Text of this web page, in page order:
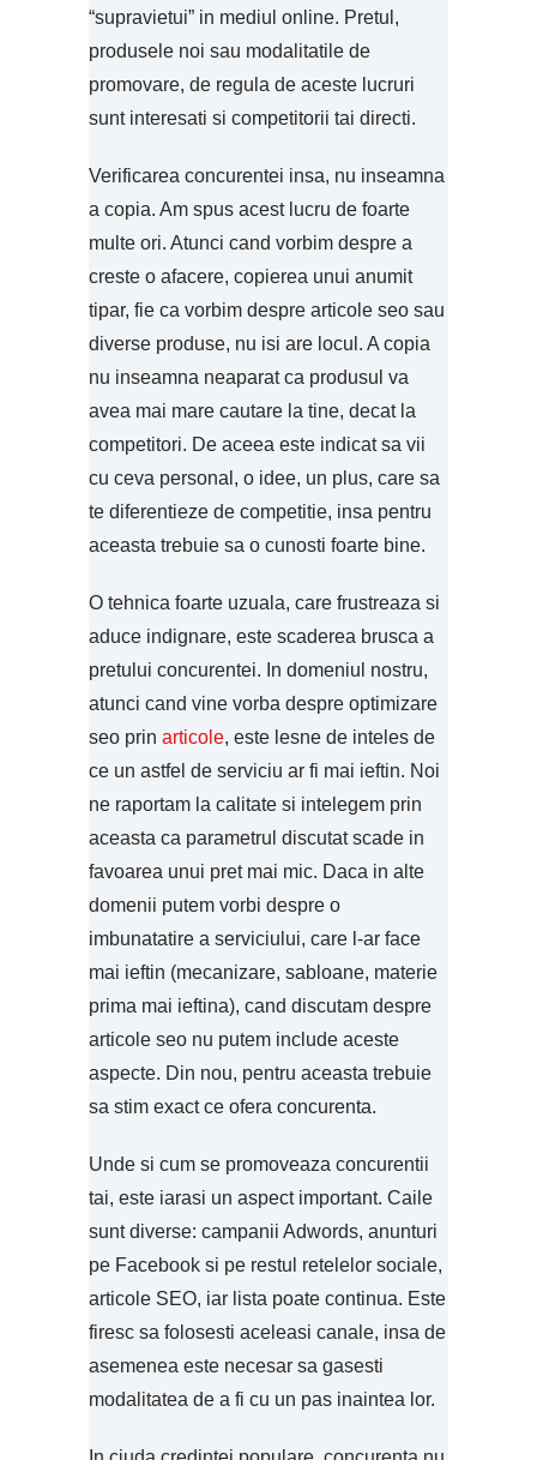
“supravietui” in mediul online. Pretul,
produsele noi sau modalitatile de
promovare, de regula de aceste lucruri
sunt interesati si competitorii tai directi.
Verificarea concurentei insa, nu inseamna
a copia. Am spus acest lucru de foarte
multe ori. Atunci cand vorbim despre a
creste o afacere, copierea unui anumit
tipar, fie ca vorbim despre articole seo sau
diverse produse, nu isi are locul. A copia
nu inseamna neaparat ca produsul va
avea mai mare cautare la tine, decat la
competitori. De aceea este indicat sa vii
cu ceva personal, o idee, un plus, care sa
te diferentieze de competitie, insa pentru
aceasta trebuie sa o cunosti foarte bine.
O tehnica foarte uzuala, care frustreaza si
aduce indignare, este scaderea brusca a
pretului concurentei. In domeniul nostru,
atunci cand vine vorba despre optimizare
seo prin articole, este lesne de inteles de
ce un astfel de serviciu ar fi mai ieftin. Noi
ne raportam la calitate si intelegem prin
aceasta ca parametrul discutat scade in
favoarea unui pret mai mic. Daca in alte
domenii putem vorbi despre o
imbunatatire a serviciului, care l-ar face
mai ieftin (mecanizare, sabloane, materie
prima mai ieftina), cand discutam despre
articole seo nu putem include aceste
aspecte. Din nou, pentru aceasta trebuie
sa stim exact ce ofera concurenta.
Unde si cum se promoveaza concurentii
tai, este iarasi un aspect important. Caile
sunt diverse: campanii Adwords, anunturi
pe Facebook si pe restul retelelor sociale,
articole SEO, iar lista poate continua. Este
firesc sa folosesti aceleasi canale, insa de
asemenea este necesar sa gasesti
modalitatea de a fi cu un pas inaintea lor.